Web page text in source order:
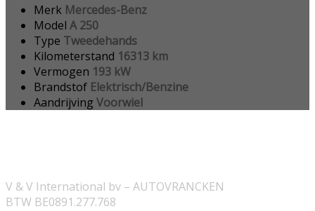
Merk Mercedes-Benz
Model A 250
Type Tweedehands
Kilometerstand 16313 km
Vermogen 193 kW
Brandstof Elektrisch/Benzine
Aandrijving Voorwiel
V & V International bv – AUTOVRANCKEN
BTW BE0891.277.768